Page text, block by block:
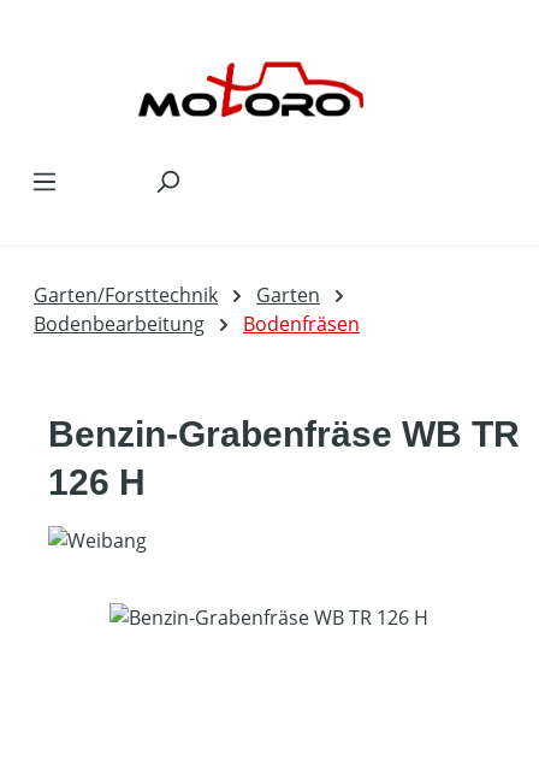
Garten/Forsttechnik
Garten
Bodenbearbeitung
Bodenfräsen
Benzin-Grabenfräse WB TR
126 H
Bildergalerie überspringen